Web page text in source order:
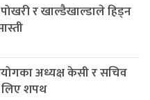
र खाल्डैखाल्डाले हिड्न
अध्यक्ष केसी र सचिव
लिए शपथ